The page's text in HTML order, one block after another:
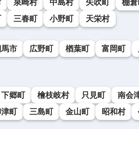
泉崎村 中島村 矢吹町 棚
三春町 小野町 天栄村
市 広野町 楢葉町 富岡町
下郷町 檜枝岐村 只見町 南会
町 三島町 金山町 昭和村